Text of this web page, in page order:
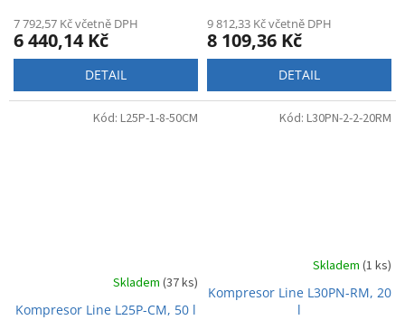
7 792,57 Kč včetně DPH
6 440,14 Kč
DETAIL
9 812,33 Kč včetně DPH
8 109,36 Kč
DETAIL
Skladem (37 ks)
Kompresor Line L25P-CM, 50 l
Kód: L25P-1-8-50CM
Skladem (1 ks)
Kompresor Line L30PN-RM, 20
l
Kód: L30PN-2-2-20RM